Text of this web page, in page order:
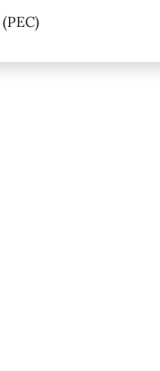
(PEC)